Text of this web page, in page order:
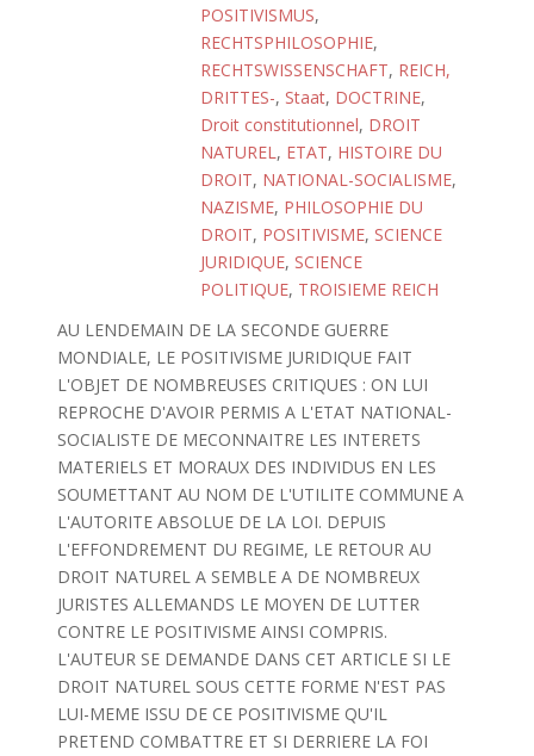
POSITIVISMUS,
RECHTSPHILOSOPHIE,
RECHTSWISSENSCHAFT, REICH,
DRITTES-, Staat, DOCTRINE,
Droit constitutionnel, DROIT
NATUREL, ETAT, HISTOIRE DU
DROIT, NATIONAL-SOCIALISME,
NAZISME, PHILOSOPHIE DU
DROIT, POSITIVISME, SCIENCE
JURIDIQUE, SCIENCE
POLITIQUE, TROISIEME REICH
AU LENDEMAIN DE LA SECONDE GUERRE
MONDIALE, LE POSITIVISME JURIDIQUE FAIT
L'OBJET DE NOMBREUSES CRITIQUES : ON LUI
REPROCHE D'AVOIR PERMIS A L'ETAT NATIONAL-
SOCIALISTE DE MECONNAITRE LES INTERETS
MATERIELS ET MORAUX DES INDIVIDUS EN LES
SOUMETTANT AU NOM DE L'UTILITE COMMUNE A
L'AUTORITE ABSOLUE DE LA LOI. DEPUIS
L'EFFONDREMENT DU REGIME, LE RETOUR AU
DROIT NATUREL A SEMBLE A DE NOMBREUX
JURISTES ALLEMANDS LE MOYEN DE LUTTER
CONTRE LE POSITIVISME AINSI COMPRIS.
L'AUTEUR SE DEMANDE DANS CET ARTICLE SI LE
DROIT NATUREL SOUS CETTE FORME N'EST PAS
LUI-MEME ISSU DE CE POSITIVISME QU'IL
PRETEND COMBATTRE ET SI DERRIERE LA FOI